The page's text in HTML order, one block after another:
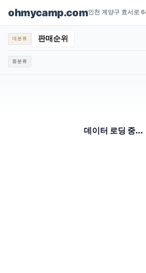
ohmycamp.com인천 계양구 효서로
대분류 판매순위
중분류
데이터 로딩 중...